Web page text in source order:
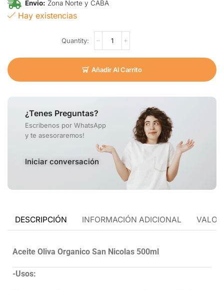
Envio: Zona Norte y CABA
Hay existencias
Añadir Al Carrito
¿Tenes Preguntas?
Escribenos por WhatsApp
y te asesoraremos!
Iniciar conversación
DESCRIPCIÓN INFORMACIÓN ADICIONAL
Aceite Oliva Organico San Nicolas 500ml
-Usos: